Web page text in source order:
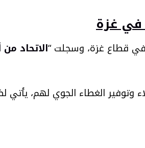
غزة
في قطاع غزة، وسجلت “الاتحاد
الغطاء الجوي لهم، يأتي